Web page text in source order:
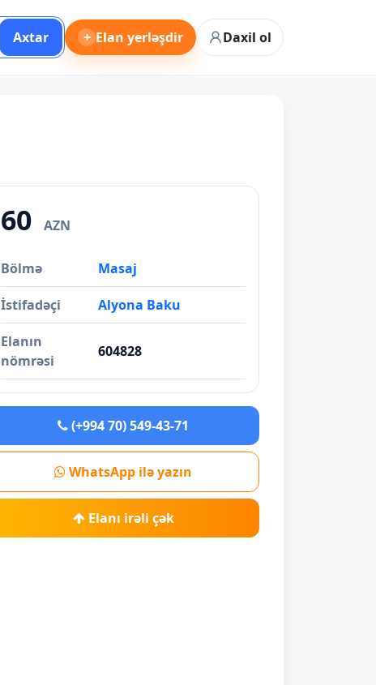
Axtar + Elan yerləşdir Daxil ol
60 AZN
Bölmə Masaj
İstifadəçi Alyona Baku
Elanın
nömrəsi
604828
(+994 70) 549-43-71
WhatsApp ilə yazın
Elanı irəli çək